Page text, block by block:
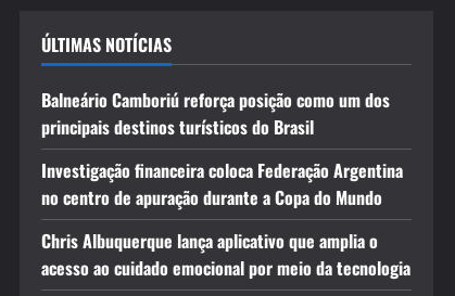
ÚLTIMAS NOTÍCIAS
Balneário Camboriú reforça posição como um dos
principais destinos turísticos do Brasil
Investigação financeira coloca Federação Argentina
no centro de apuração durante a Copa do Mundo
Chris Albuquerque lança aplicativo que amplia o
acesso ao cuidado emocional por meio da tecnologia